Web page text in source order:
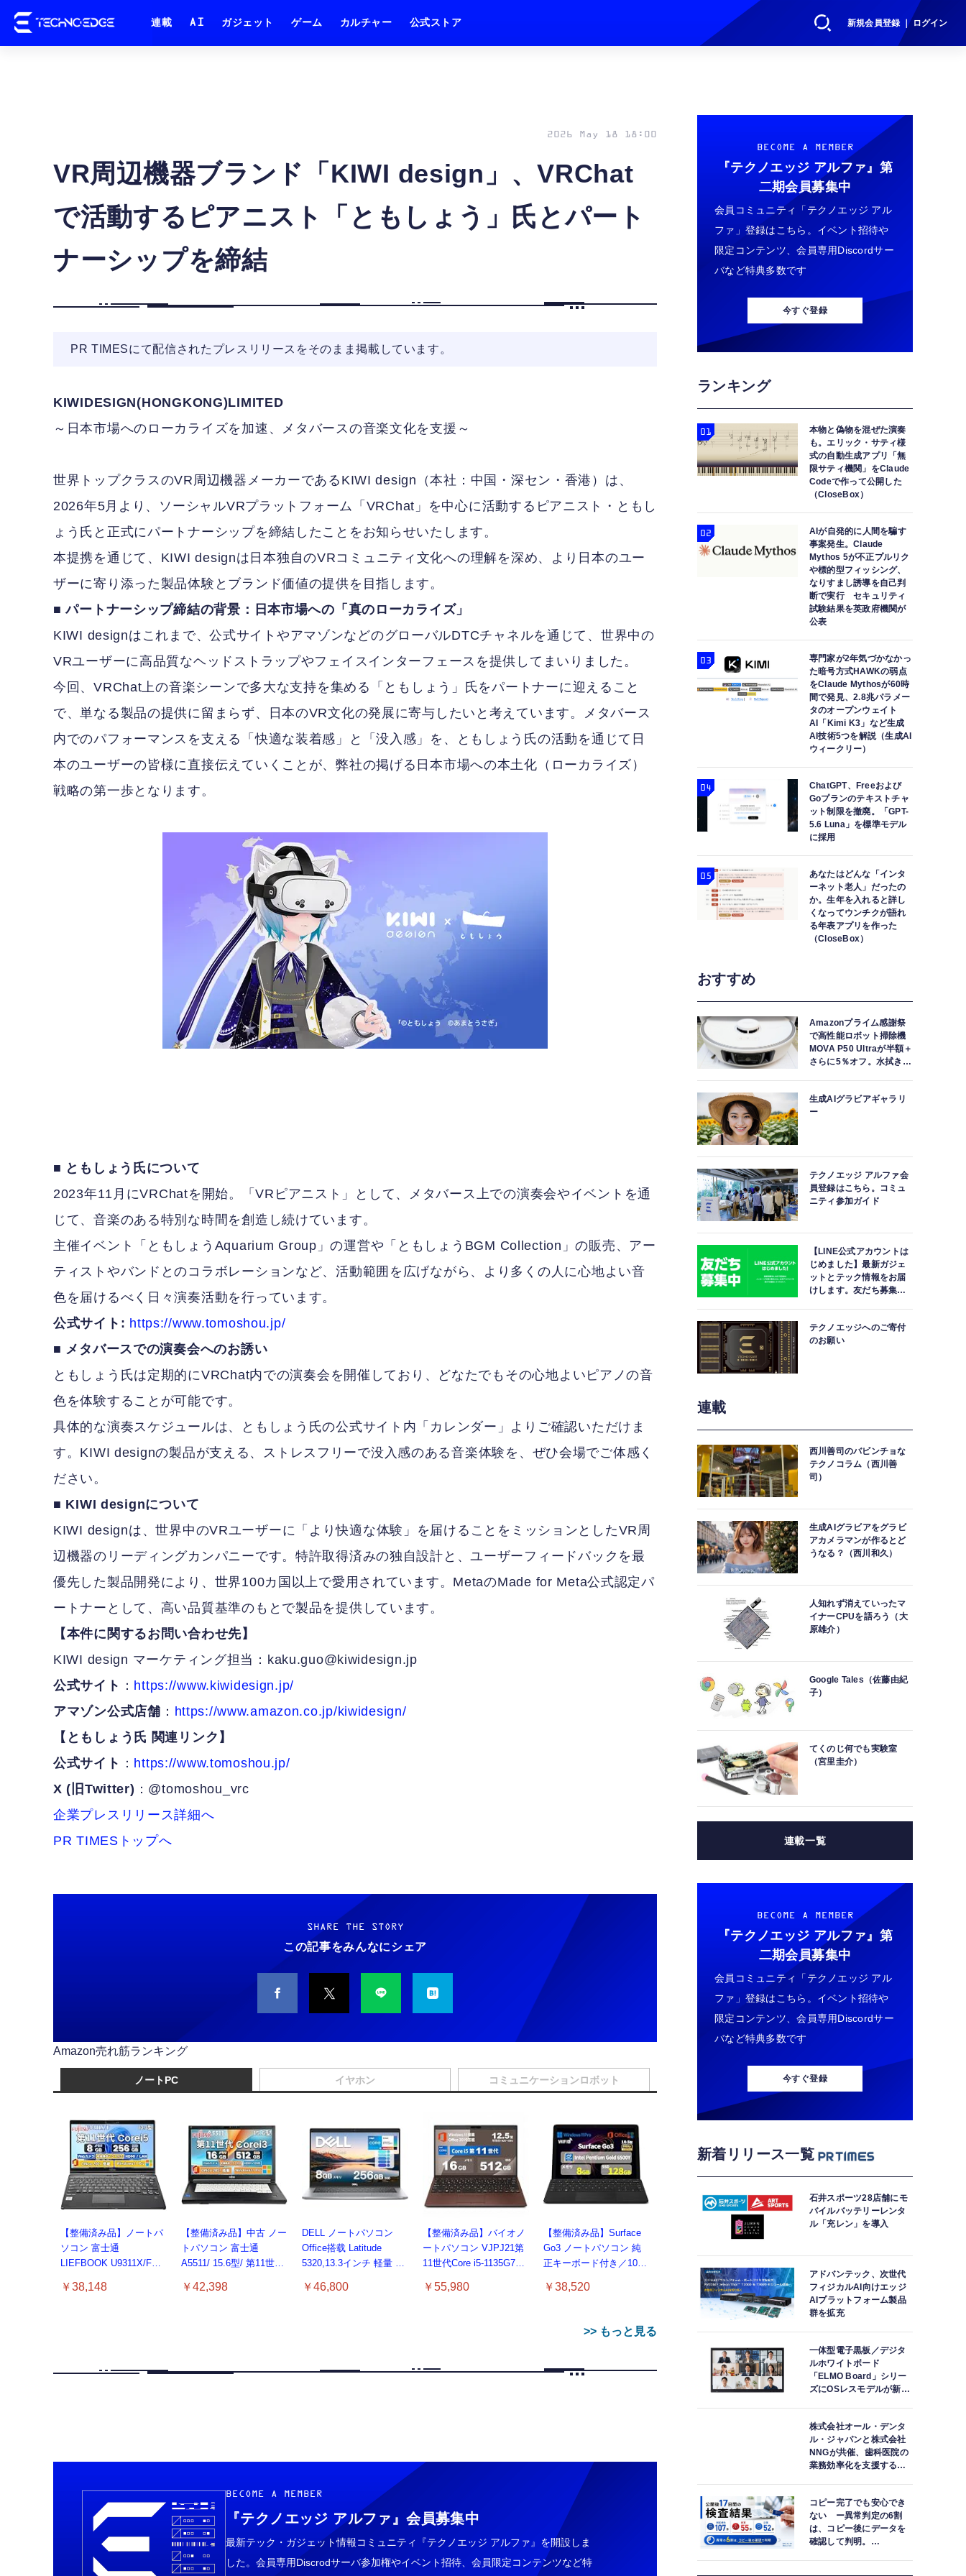
新規会員登録 ｜ ログイン
連載 AI ガジェット ゲーム カルチャー 公式ストア
VR周辺機器ブランド「KIWI design」、VRChat
で活動するピアニスト「ともしょう」氏とパート
ナーシップを締結
2026 May 18 18:00
PR TIMESにて配信されたプレスリリースをそのまま掲載しています。
KIWIDESIGN(HONGKONG)LIMITED
～日本市場へのローカライズを加速、メタバースの音楽文化を支援～
世界トップクラスのVR周辺機器メーカーであるKIWI design（本社：中国・深セン・香港）は、
2026年5月より、ソーシャルVRプラットフォーム「VRChat」を中心に活動するピアニスト・ともし
ょう氏と正式にパートナーシップを締結したことをお知らせいたします。
本提携を通じて、KIWI designは日本独自のVRコミュニティ文化への理解を深め、より日本のユー
ザーに寄り添った製品体験とブランド価値の提供を目指します。
■ パートナーシップ締結の背景：日本市場への「真のローカライズ」
KIWI designはこれまで、公式サイトやアマゾンなどのグローバルDTCチャネルを通じて、世界中の
VRユーザーに高品質なヘッドストラップやフェイスインターフェースを提供してまいりました。
今回、VRChat上の音楽シーンで多大な支持を集める「ともしょう」氏をパートナーに迎えること
で、単なる製品の提供に留まらず、日本のVR文化の発展に寄与したいと考えています。メタバース
内でのパフォーマンスを支える「快適な装着感」と「没入感」を、ともしょう氏の活動を通じて日
本のユーザーの皆様に直接伝えていくことが、弊社の掲げる日本市場への本土化（ローカライズ）
戦略の第一歩となります。
■ ともしょう氏について
2023年11月にVRChatを開始。「VRピアニスト」として、メタバース上での演奏会やイベントを通
じて、音楽のある特別な時間を創造し続けています。
主催イベント「ともしょうAquarium Group」の運営や「ともしょうBGM Collection」の販売、アー
ティストやバンドとのコラボレーションなど、活動範囲を広げながら、より多くの人に心地よい音
色を届けるべく日々演奏活動を行っています。
公式サイト: https://www.tomoshou.jp/
■ メタバースでの演奏会へのお誘い
ともしょう氏は定期的にVRChat内での演奏会を開催しており、どなたでもその心地よいピアノの音
色を体験することが可能です。
具体的な演奏スケジュールは、ともしょう氏の公式サイト内「カレンダー」よりご確認いただけま
す。KIWI designの製品が支える、ストレスフリーで没入感のある音楽体験を、ぜひ会場でご体感く
ださい。
■ KIWI designについて
KIWI designは、世界中のVRユーザーに「より快適な体験」を届けることをミッションとしたVR周
辺機器のリーディングカンパニーです。特許取得済みの独自設計と、ユーザーフィードバックを最
優先した製品開発により、世界100カ国以上で愛用されています。MetaのMade for Meta公式認定パ
ートナーとして、高い品質基準のもとで製品を提供しています。
【本件に関するお問い合わせ先】
KIWI design マーケティング担当：kaku.guo@kiwidesign.jp
公式サイト ： https://www.kiwidesign.jp/
アマゾン公式店舗 ： https://www.amazon.co.jp/kiwidesign/
【ともしょう氏 関連リンク】
公式サイト ： https://www.tomoshou.jp/
X (旧Twitter) ：@tomoshou_vrc
企業プレスリリース詳細へ
PR TIMESトップへ
SHARE THE STORY
この記事をみんなにシェア
Amazon売れ筋ランキング
ノートPC
【整備済み品】ノートパ
ソコン 富士通
LIEFBOOK U9311X/F
1145G7/Windows11
音マウス付属/180日保証
￥38,148
【整備済み品】中古 ノー
トパソコン 富士通
A5511/ 15.6型/ 第11世代
Pro/MS Office 2021 Pro
（メモリ
￥42,398
DELL ノートパソコン
Office搭载 Latitude
5320,13.3インチ 軽量 パ
Core i5-1145G7, デル
￥46,800
【整備済み品】バイオノ
ートパソコン VJPJ21第
11世代Core i5-1135G7
トPC
￥55,980
【整備済み品】Surface
Go3 ノートパソコン 純
正キーボード付き／10型
Gold プロセッサ／メモリ
Windows11 Office／WiFi-
6 Bluetooth5.0／USB-C
￥38,520
>> もっと見る
イヤホン
Grithope イヤホン タイプ
C【2026新モデル 耐久
性】 有線イヤホン マイ
ク付き HiFi音質 ノイズ低
減 重低音 遅延なし
タイプc 寝ホンイヤホン
寝ホン type-c 有線 睡眠
用イヤホン 【音質強化バ
ージョン iPhone
15/16/17対応】横向きに
寝ると耳が圧迫されない
￥2,199
Lightning to 3.5mm イヤ
ホンジャック 変換 MFi認
証 【ハイレゾ音質】 内
蔵DAC 遅延なし 48ビッ
ト/96KHz 音量調節対応
￥999
ホンジャック ライトニン
グ イヤホン 変換 MFI認
証 4極 内蔵DAC 遅延な
し 音量調節/音楽
￥999
寝ホン 睡眠用イヤホン
寝ながら 痛くない 超軽
量2.8g ASMR推薦 ワイ
ヤレス Bluetooth6.1 柔軟
性高 安眠 仕事 ブルー
￥2,682
コミュニケーションロボット
霊界コミュニケーション
ロボット BAKETAN
WARASHI ばけたん ワラ
シ 改 KAI
CASIO Moflin(モフリ
ン）シルバー PE-M10SR
AIペット（コミュニケー
ションロボット）
￥53,900
CASIO Moflin(モフリ
ン）ゴールドPE-M10GD
AIペット（コミュニケー
ションロボット）
￥53,900
WARASHI ばけたん ワラ
￥5,400
【ペットロボット 】
lopeto AI robot チャージ
ングベース付き ロペット
充電ベース付き 感情成長
型 AI搭載 ペットロボッ
ト コミュニケーションロ
￥55,782
BECOME A MEMBER
『テクノエッジ アルファ』会員募集中
最新テック・ガジェット情報コミュニティ『テクノエッジ アルファ』を開設しま
した。会員専用Discrodサーバ参加権やイベント招待、会員限定コンテンツなど特
BECOME A MEMBER
『テクノエッジ アルファ』 第
二期会員募集中
会員コミュニティ「テクノエッジ アル
ファ」登録はこちら。イベント招待や
限定コンテンツ、会員専用Discordサー
バなど特典多数です
今すぐ登録
ランキング
本物と偽物を混ぜた演奏
も。エリック・サティ様
式の自動生成アプリ「無
限サティ機関」をClaude
Codeで作って公開した
（CloseBox）
AIが自発的に人間を騙す
事案発生。Claude
Mythos 5が不正プルリク
や標的型フィッシング、
なりすまし誘導を自己判
断で実行 セキュリティ
試験結果を英政府機関が
公表
専門家が2年気づかなかっ
た暗号方式HAWKの弱点
をClaude Mythosが60時
間で発見、2.8兆パラメー
タのオープンウェイト
AI「Kimi K3」など生成
AI技術5つを解説（生成AI
ウィークリー）
ChatGPT、Freeおよび
Goプランのテキストチャ
ット制限を撤廃。「GPT-
5.6 Luna」を標準モデル
に採用
あなたはどんな「インタ
ーネット老人」だったの
か。生年を入れると詳し
くなってウンチクが語れ
る年表アプリを作った
（CloseBox）
おすすめ
Amazonプライム感謝祭
で高性能ロボット掃除機
MOVA P50 Ultraが半額＋
さらに5％オフ。水拭きモ
生成AIグラビアギャラリ
ー
テクノエッジ アルファ会
員登録はこちら。コミュ
ニティ参加ガイド
【LINE公式アカウントは
じめました】最新ガジェ
ットとテック情報をお届
けします。友だち募集
テクノエッジへのご寄付
のお願い
連載
西川善司のバビンチョな
テクノコラム（西川善
司）
生成AIグラビアをグラビ
アカメラマンが作るとど
うなる？（西川和久）
人知れず消えていったマ
イナーCPUを語ろう（大
原雄介）
Google Tales（佐藤由紀
子）
てくのじ何でも実験室
（宮里圭介）
連載一覧
BECOME A MEMBER
『テクノエッジ アルファ』 第
二期会員募集中
会員コミュニティ「テクノエッジ アル
ファ」登録はこちら。イベント招待や
限定コンテンツ、会員専用Discordサー
バなど特典多数です
今すぐ登録
新着リリース一覧
石井スポーツ28店舗にモ
バイルバッテリーレンタ
ル「充レン」を導入
アドバンテック、次世代
フィジカルAI向けエッジ
AIプラットフォーム製品
群を拡充
一体型電子黒板／デジタ
ルホワイトボード
「ELMO Board」シリー
ズにOSレスモデルが新登
株式会社オール・デンタ
ル・ジャパンと株式会社
NNGが共催、歯科医院の
業務効率化を支援する院
紹介
コピー完了でも安心でき
ない ー異常判定の6割
は、コピー後にデータを
確認して判明。